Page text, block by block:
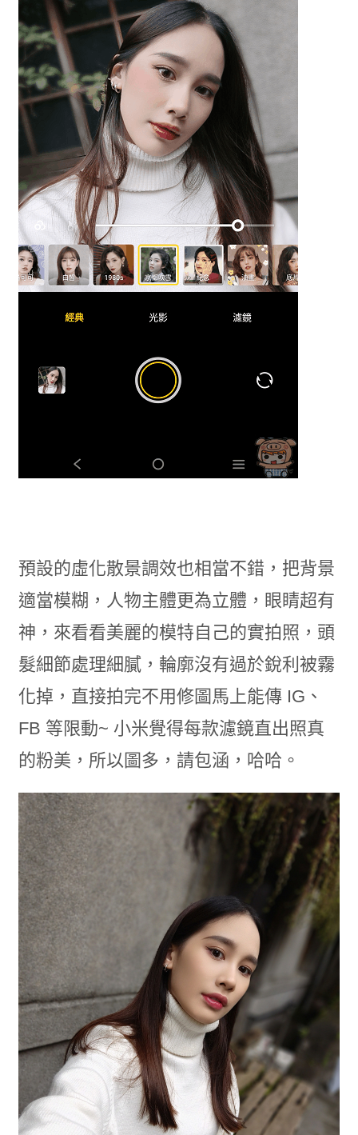
預設的虛化散景調效也相當不錯，把背景
適當模糊，人物主體更為立體，眼睛超有
神，來看看美麗的模特自己的實拍照，頭
髮細節處理細膩，輪廓沒有過於銳利被霧
化掉，直接拍完不用修圖馬上能傳 IG、
FB 等限動~ 小米覺得每款濾鏡直出照真
的粉美，所以圖多，請包涵，哈哈。